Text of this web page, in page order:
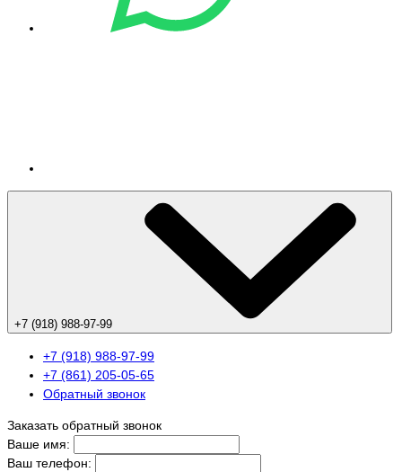
+7 (918) 988-97-99
+7 (918) 988-97-99
+7 (861) 205-05-65
Обратный звонок
Заказать обратный звонок
Ваше имя:
Ваш телефон: